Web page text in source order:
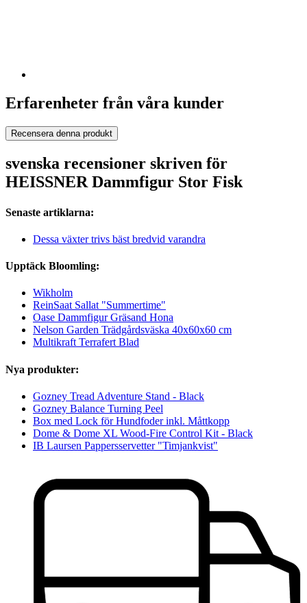
Erfarenheter från våra kunder
Recensera denna produkt
svenska recensioner skriven för
HEISSNER Dammfigur Stor Fisk
Senaste artiklarna:
Dessa växter trivs bäst bredvid varandra
Upptäck Bloomling:
Wikholm
ReinSaat Sallat "Summertime"
Oase Dammfigur Gräsand Hona
Nelson Garden Trädgårdsväska 40x60x60 cm
Multikraft Terrafert Blad
Nya produkter:
Gozney Tread Adventure Stand - Black
Gozney Balance Turning Peel
Box med Lock för Hundfoder inkl. Måttkopp
Dome & Dome XL Wood-Fire Control Kit - Black
IB Laursen Pappersservetter "Timjankvist"